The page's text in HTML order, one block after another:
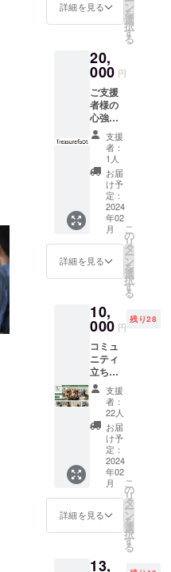
急速に拡大
かで、私た
ちは、新し
い働き方を
行う方の強
みを生か
し、地場産
業のニーズ
を正確に掴
み、サービ
スの提供に
努めていき
ます。そし
て、働く場
所や、企業
約を受けな
い新しい社
会の実現を
目指してま
いります。
様のサ
ポート
がこの
ジェク
トの成
功に繋
げま
す！ 心
を込め
てお礼
メール
をお送
りいた
しま
す。
詳細を見る ン
を
選
択
す
る
20,
000 円
ご支援
者様の
心強い
応援が
私たち
のコ
ミュニ
ティの
大きな
力にな
りま
す。 ご
支援者
様のサ
ポート
がこの
ジェク
トの成
功に繋
げま
す！ 心
を込め
てお礼
のお手
紙と
treasur
efootロ
ゴス
テッ
カー1枚
をお送
りいた
しま
イズ；
支援
者：
1人
お届
け予
定：
2024
年02
月
詳細を見る
こ
の
リ
タ
ー
ン
を
選
択
す
る
10,
000 円
残り28
コミュ
ニティ
立ち上
げ特別
会員権
「地域
複業コ
ミュニ
ティ
（※1）
」の立
ち上げ
メン
バーと
してプ
ロジェ
参加出
支援
者：
22人
お届
け予
定：
2024
年02
月
詳細を見る
こ
の
リ
タ
ー
ン
を
選
択
す
る
13,